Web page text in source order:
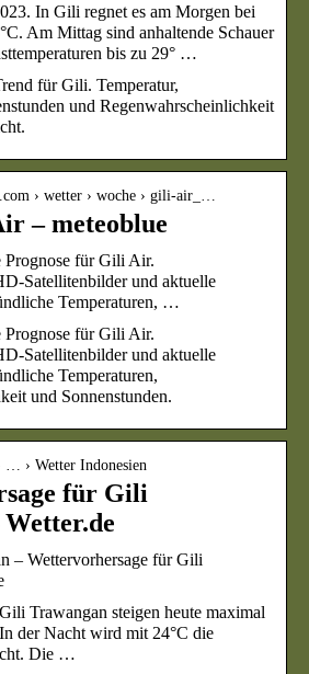
In Gili regnet es am Morgen bei
Am Mittag sind anhaltende Schauer
bis zu 29° …
für Gili. Temperatur,
und Regenwahrscheinlichkeit
› wetter › woche › gili-air_…
– meteoblue
Prognose für Gili Air.
Satellitenbilder und aktuelle
Temperaturen, …
Prognose für Gili Air.
Satellitenbilder und aktuelle
Temperaturen,
und Sonnenstunden.
… › Wetter Indonesien
für Gili
– Wettervorhersage für Gili
Trawangan steigen heute maximal
der Nacht wird mit 24°C die
Die …